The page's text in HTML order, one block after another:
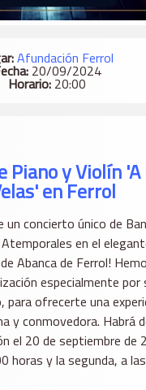
Afundación Ferrol
20/09/2024
Horario: 20:00
Piano y Violín 'A
en Ferrol
un concierto único de
en el
Abanca de Ferrol!
especialmente por
para ofrecerte una
y conmovedora. Habrá
el 20 de septiembre de
horas y la segunda, a